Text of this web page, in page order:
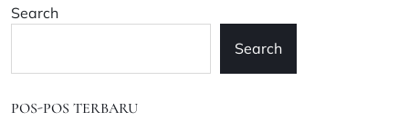
Search
Search
POS-POS TERBARU